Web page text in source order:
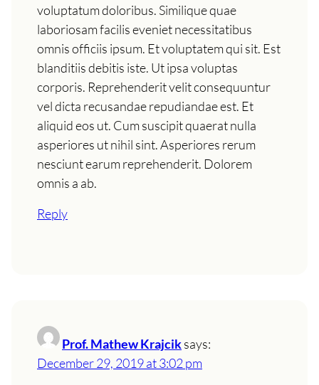
voluptatum doloribus. Similique quae
laboriosam facilis eveniet necessitatibus
omnis officiis ipsum. Et voluptatem qui sit. Est
blanditiis debitis iste. Ut ipsa voluptas
corporis. Reprehenderit velit consequuntur
vel dicta recusandae repudiandae est. Et
aliquid eos ut. Cum suscipit quaerat nulla
asperiores ut nihil sint. Asperiores rerum
nesciunt earum reprehenderit. Dolorem
omnis a ab.
Reply
Prof. Mathew Krajciksays:
December 29, 2019 at 3:02 pm